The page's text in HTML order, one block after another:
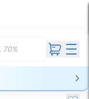
70%